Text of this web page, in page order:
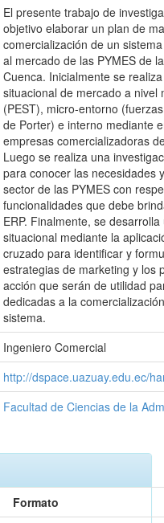
El presente trabajo de
objetivo elaborar un plan de
comercialización de un
al mercado de las PYMES de
Cuenca. Inicialmente se
situacional de mercado a nivel
(PEST), micro-entorno
de Porter) e interno mediante
empresas comercializadoras
Luego se realiza una
para conocer las necesidades
sector de las PYMES con
funcionalidades que debe
ERP. Finalmente, se
situacional mediante la
cruzado para identificar y
estrategias de marketing y los
acción que serán de utilidad
dedicadas a la
sistema.
Ingeniero Comercial
http://dspace.uazuay.edu.ec/
Facultad de Ciencias de la
Formato